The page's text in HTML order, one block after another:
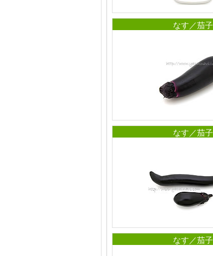
なす／茄子
なす／茄子
なす／茄子